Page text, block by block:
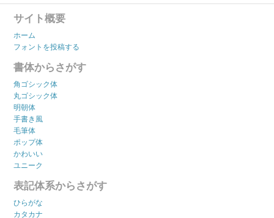
サイト概要
ホーム
フォントを投稿する
書体からさがす
角ゴシック体
丸ゴシック体
明朝体
手書き風
毛筆体
ポップ体
かわいい
ユニーク
表記体系からさがす
ひらがな
カタカナ